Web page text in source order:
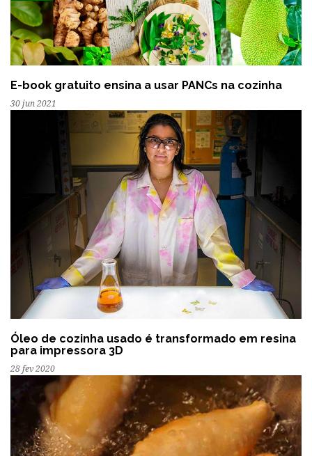
E-book gratuito ensina a usar PANCs na cozinha
30 jun 2021
Óleo de cozinha usado é transformado em resina
para impressora 3D
28 fev 2020